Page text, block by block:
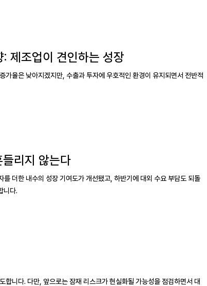
제조업이 견인하는 성장
가율은 낮아지겠지만, 수출과 투자에 우호적인 환경이 유지되면서 전반적
리지 않는다
더한 내수의 성장 기여도가 개선됐고, 하반기에 대외 수요 부담도 되돌
니다.
합니다. 다만, 앞으로는 잠재 리스크가 현실화될 가능성을 점검하면서 대